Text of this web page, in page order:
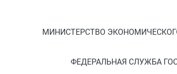
МИНИСТЕРСТВО
ФЕДЕРАЛЬНАЯ СЛУЖБА